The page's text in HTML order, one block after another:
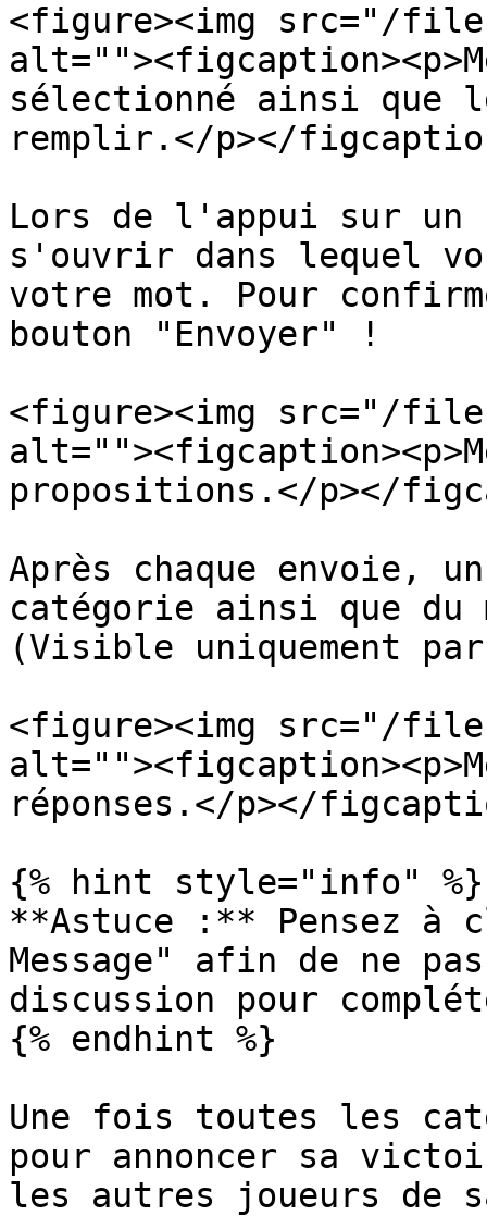
<figure><img src="/files/
sélectionné ainsi que
remplir.</p></
Lors de l'appui sur un
s'ouvrir dans lequel
votre mot. Pour
bouton "Envoyer" !
<figure><img src="/files/
propositions.</p></
Après chaque envoie,
catégorie ainsi que du
(Visible uniquement
<figure><img src="/files/
réponses.</p></
{% hint style="info" %}
**Astuce :** Pensez
Message" afin de ne
discussion pour
{% endhint %}
Une fois toutes les
pour annoncer sa
les autres joueurs de